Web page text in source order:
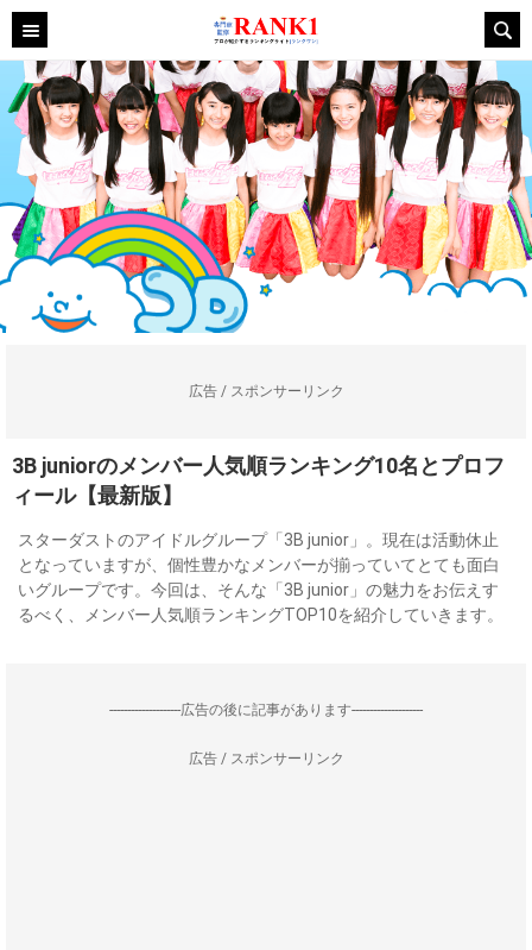
広告 / スポンサーリンク
3B juniorのメンバー人気順ランキング10名とプロフ
ィール【最新版】
スターダストのアイドルグループ「3B junior」。現在は活動休止
となっていますが、個性豊かなメンバーが揃っていてとても面白
いグループです。今回は、そんな「3B junior」の魅力をお伝えす
るべく、メンバー人気順ランキングTOP10を紹介していきます。
--------------------広告の後に記事があります--------------------
広告 / スポンサーリンク